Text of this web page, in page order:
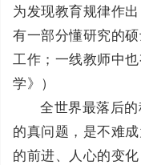
为发现教育规律作
有一部分懂研究的
工作；一线教师中
学》）
全世界最落后
的真问题，是不难
的前进、人心的变